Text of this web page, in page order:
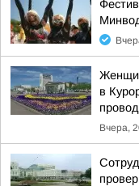
в
Вчера,